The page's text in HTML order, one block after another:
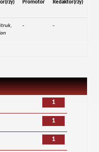
Promotor Redaktor(rzy)
- -
1
1
1